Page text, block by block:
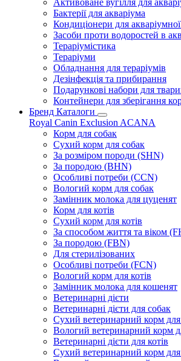
Активоване вугілля для
Бактерії для акваріума
Кондиціонери для
Засоби проти водоростей в
Тераріумістика
Тераріуми
Обладнання для тераріумів
Дезінфекція та прибирання
Подарункові набори для
Контейнери для зберігання
Бренд Каталоги
Royal Canin Exclusion ACANA
Корм для собак
Сухий корм для собак
За розміром породи (SHN)
За породою (BHN)
Особливі потреби (CCN)
Вологий корм для собак
Замінник молока для цуценят
Корм для котів
Сухий корм для котів
За способом життя та віком
За породою (FBN)
Для стерилізованих
Особливі потреби (FCN)
Вологий корм для котів
Замінник молока для кошенят
Ветеринарні дієти
Ветеринарні дієти для собак
Сухий ветеринарний корм для
Вологий ветеринарний корм
Ветеринарні дієти для котів
Сухий ветеринарний корм для